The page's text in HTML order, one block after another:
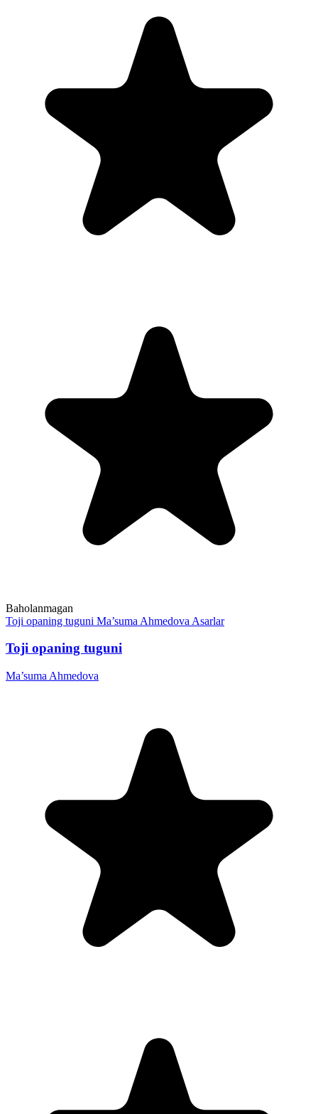
Baholanmagan
Toji opaning tuguni Ma’suma Ahmedova Asarlar
Toji opaning tuguni
Ma’suma Ahmedova